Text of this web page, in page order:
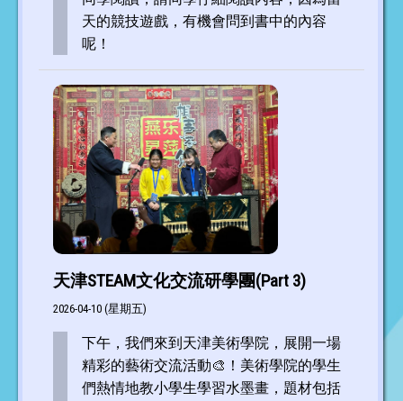
天的競技遊戲，有機會問到書中的內容
呢！
天津STEAM文化交流研學團(Part 3)
2026-04-10 (星期五)
下午，我們來到天津美術學院，展開一場
精彩的藝術交流活動🎨！美術學院的學生
們熱情地教小學生學習水墨畫，題材包括